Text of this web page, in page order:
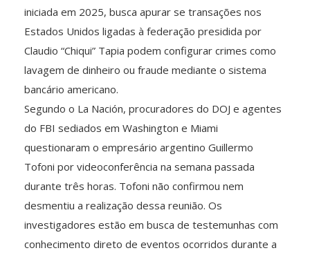
iniciada em 2025, busca apurar se transações nos
Estados Unidos ligadas à federação presidida por
Claudio “Chiqui” Tapia podem configurar crimes como
lavagem de dinheiro ou fraude mediante o sistema
bancário americano.
Segundo o La Nación, procuradores do DOJ e agentes
do FBI sediados em Washington e Miami
questionaram o empresário argentino Guillermo
Tofoni por videoconferência na semana passada
durante três horas. Tofoni não confirmou nem
desmentiu a realização dessa reunião. Os
investigadores estão em busca de testemunhas com
conhecimento direto de eventos ocorridos durante a